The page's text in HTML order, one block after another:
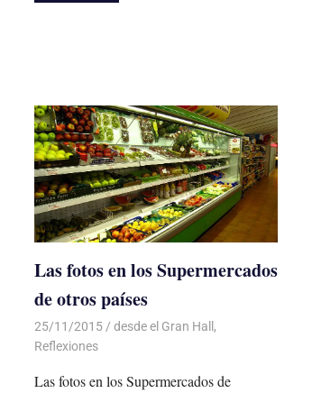
Las fotos en los Supermercados
de otros países
25/11/2015 Luis Castellanos
desde el Gran Hall ,
Reflexiones
Las fotos en los Supermercados de